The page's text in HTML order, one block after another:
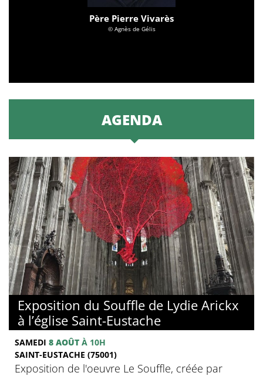
Père Pierre Vivarès
© Agnès de Gélis
AGENDA
Exposition du Souffle de Lydie Arickx
à l’église Saint-Eustache
SAMEDI 8 AOÛT À 10H
SAINT-EUSTACHE (75001)
Exposition de l'oeuvre Le Souffle, créée par